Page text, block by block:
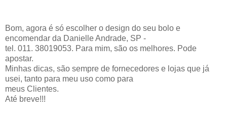
Bom, agora é só escolher o design do seu bolo e
encomendar da Danielle Andrade, SP -
tel. 011. 38019053. Para mim, são os melhores. Pode
apostar.
Minhas dicas, são sempre de fornecedores e lojas que já
usei, tanto para meu uso como para
meus Clientes.
Até breve!!!